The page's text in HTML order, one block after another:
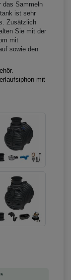
das Sammeln
ist sehr
Zusätzlich
Sie mit der
mit
sowie den
mit